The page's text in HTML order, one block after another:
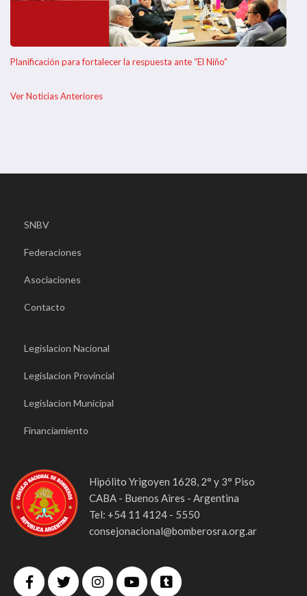
Planificación para fortalecer la respuesta ante “El Niño”
Ver Noticias Anteriores
SNBV
Federaciones
Asociaciones
Contacto
Legislacion Nacional
Legislacion Provincial
Legislacion Municipal
Financiamiento
Hipólito Yrigoyen 1628, 2° y 3° Piso
CABA - Buenos Aires - Argentina
Tel: +54 11 4124 - 5550
consejonacional@bomberosra.org.ar